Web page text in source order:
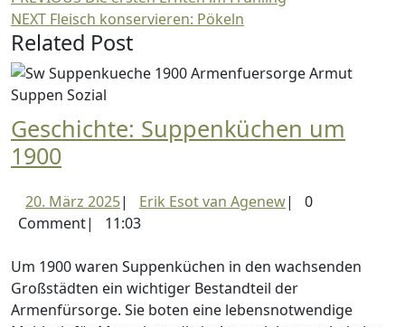
post:
NEXT Next
post:
Fleisch konservieren: Pökeln
Related Post
Geschichte: Suppenküchen um
1900Geschichte:
um
1900
20. März 202520.
März
| Erik Esot van AgenewErik
Agenew
|
0
Comment| 11:03
Um 1900 waren Suppenküchen in den wachsenden
Großstädten ein wichtiger Bestandteil der
Armenfürsorge. Sie boten eine lebensnotwendige